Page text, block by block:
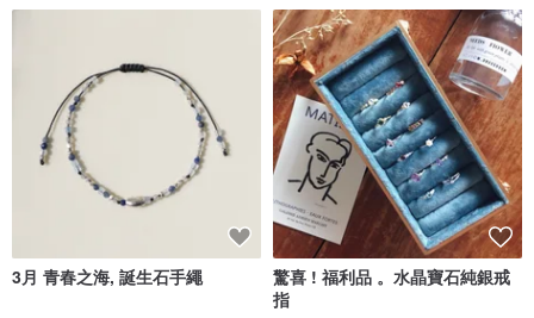
3月 青春之海, 誕生石手繩
驚喜 ! 福利品 。水晶寶石純銀戒
指